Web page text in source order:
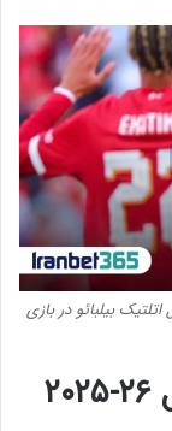
بیلبائو در بازی